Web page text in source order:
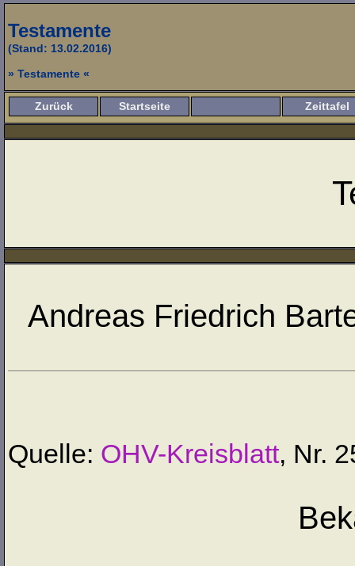
Testamente
(Stand: 13.02.2016)
» Testamente «
Zurück Startseite Zeittafel
Andreas Friedrich
Quelle: OHV-Kreisblatt, Nr.